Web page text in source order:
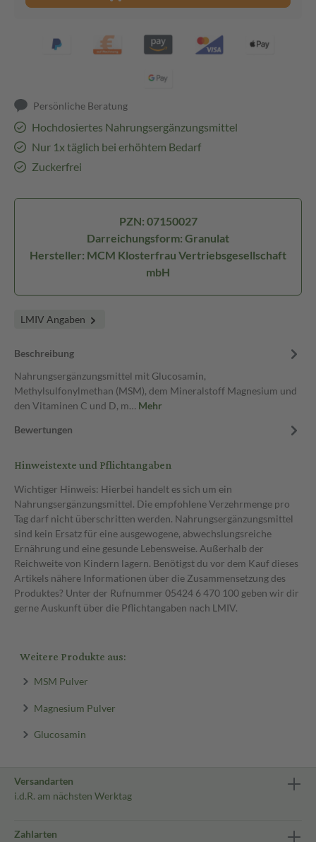
Persönliche Beratung
Hochdosiertes Nahrungsergänzungsmittel
Nur 1x täglich bei erhöhtem Bedarf
Zuckerfrei
PZN: 07150027
Darreichungsform: Granulat
Hersteller: MCM Klosterfrau Vertriebsgesellschaft
mbH
LMIV Angaben
Beschreibung
Nahrungsergänzungsmittel mit Glucosamin,
Methylsulfonylmethan (MSM), dem Mineralstoff Magnesium und
den Vitaminen C und D, m… Mehr
Bewertungen
Hinweistexte und Pflichtangaben
Wichtiger Hinweis: Hierbei handelt es sich um ein
Nahrungsergänzungsmittel. Die empfohlene Verzehrmenge pro
Tag darf nicht überschritten werden. Nahrungsergänzungsmittel
sind kein Ersatz für eine ausgewogene, abwechslungsreiche
Ernährung und eine gesunde Lebensweise. Außerhalb der
Reichweite von Kindern lagern. Benötigst du vor dem Kauf dieses
Artikels nähere Informationen über die Zusammensetzung des
Produktes? Unter der Rufnummer 05424 6 470 100 geben wir dir
gerne Auskunft über die Pflichtangaben nach LMIV.
Weitere Produkte aus:
MSM Pulver
Magnesium Pulver
Glucosamin
Versandarten
i.d.R. am nächsten Werktag
Zahlarten